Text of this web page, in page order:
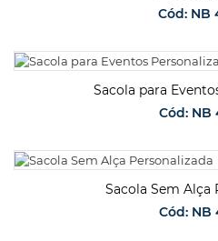
Cód: NB
SOLICITAR
Sacola para
Cód: NB
SOLICITAR
Sacola Sem Alça
Cód: NB